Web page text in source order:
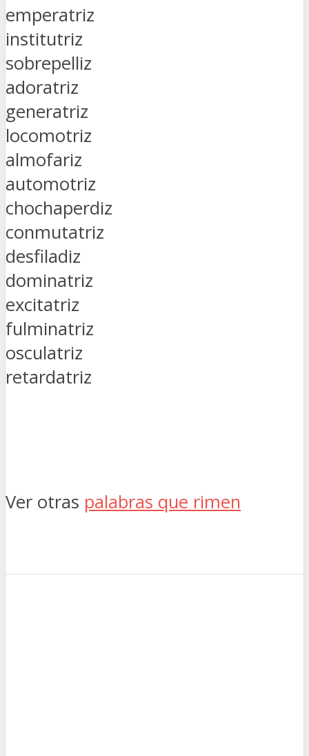
emperatriz
institutriz
sobrepelliz
adoratriz
generatriz
locomotriz
almofariz
automotriz
chochaperdiz
conmutatriz
desfiladiz
dominatriz
excitatriz
fulminatriz
osculatriz
retardatriz
Ver otras palabras que rimen